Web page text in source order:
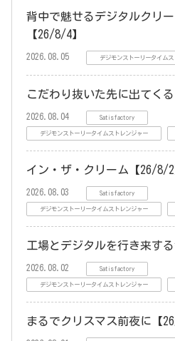
背中で魅せるデジタルクリ
【26/8/4】
2026.08.05 デジモンストーリータイム
こだわり抜いた先に出てく
2026.08.04 Satisfactory
デジモンストーリータイムストレンジャー
イン・ザ・クリーム【26/8/2
2026.08.03 Satisfactory
デジモンストーリータイムストレンジャー
工場とデジタルを行き来す
2026.08.02 Satisfactory
デジモンストーリータイムストレンジャー
まるでクリスマス前夜に【